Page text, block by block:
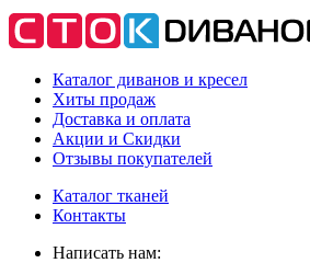
Каталог диванов и кресел
Хиты продаж
Доставка и оплата
Акции и Скидки
Отзывы покупателей
Каталог тканей
Контакты
Написать нам: